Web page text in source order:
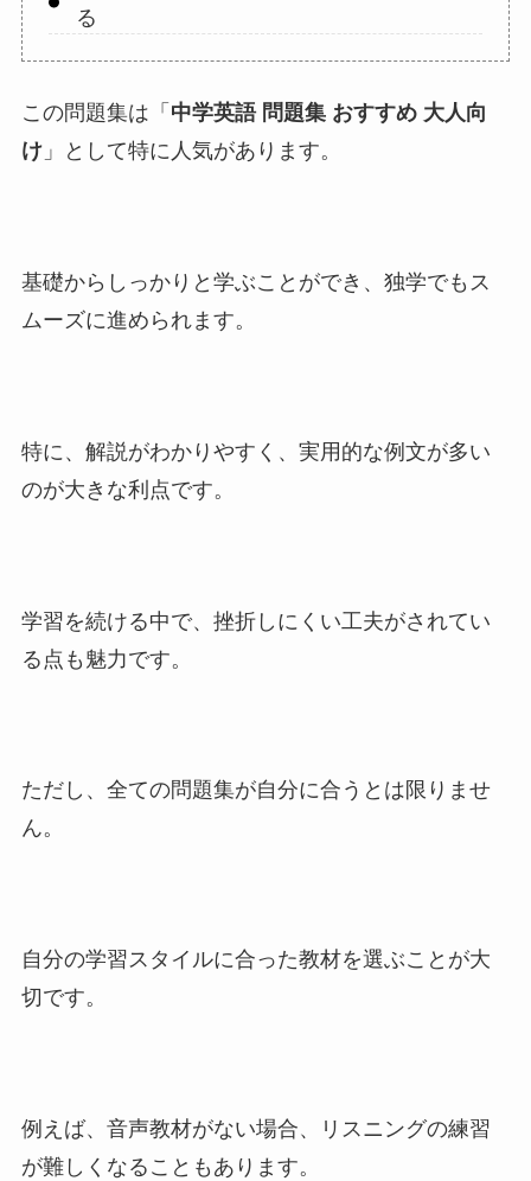
る
この問題集は「 中学英語 問題集 おすすめ 大人向
け」として特に人気があります。
基礎からしっかりと学ぶことができ、独学でもス
ムーズに進められます。
特に、解説がわかりやすく、実用的な例文が多い
のが大きな利点です。
学習を続ける中で、挫折しにくい工夫がされてい
る点も魅力です。
ただし、全ての問題集が自分に合うとは限りませ
ん。
自分の学習スタイルに合った教材を選ぶことが大
切です。
例えば、音声教材がない場合、リスニングの練習
が難しくなることもあります。